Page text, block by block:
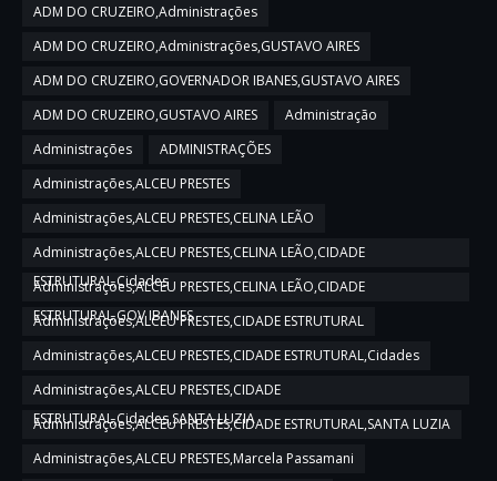
ADM DO CRUZEIRO,Administrações
ADM DO CRUZEIRO,Administrações,GUSTAVO AIRES
ADM DO CRUZEIRO,GOVERNADOR IBANES,GUSTAVO AIRES
ADM DO CRUZEIRO,GUSTAVO AIRES
Administração
Administrações
ADMINISTRAÇÕES
Administrações,ALCEU PRESTES
Administrações,ALCEU PRESTES,CELINA LEÃO
Administrações,ALCEU PRESTES,CELINA LEÃO,CIDADE
ESTRUTURAL,Cidades
Administrações,ALCEU PRESTES,CELINA LEÃO,CIDADE
ESTRUTURAL,GOV IBANES
Administrações,ALCEU PRESTES,CIDADE ESTRUTURAL
Administrações,ALCEU PRESTES,CIDADE ESTRUTURAL,Cidades
Administrações,ALCEU PRESTES,CIDADE
ESTRUTURAL,Cidades,SANTA LUZIA
Administrações,ALCEU PRESTES,CIDADE ESTRUTURAL,SANTA LUZIA
Administrações,ALCEU PRESTES,Marcela Passamani